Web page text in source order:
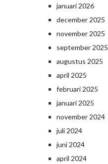
januari 2026
december 2025
november 2025
september 2025
augustus 2025
april 2025
februari 2025
januari 2025
november 2024
juli 2024
juni 2024
april 2024